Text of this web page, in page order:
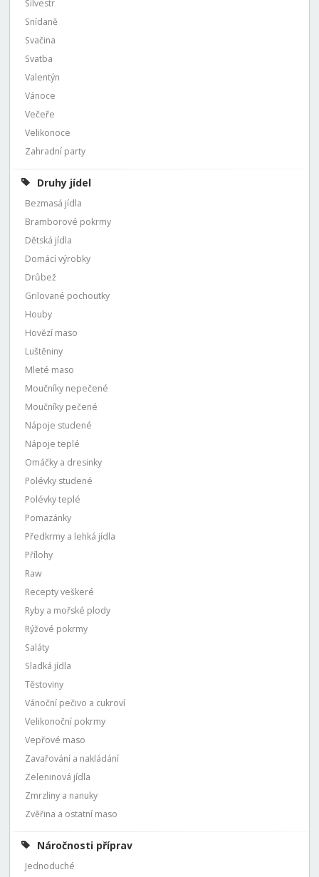
Silvestr
Snídaně
Svačina
Svatba
Valentýn
Vánoce
Večeře
Velikonoce
Zahradní party
Druhy jídel
Bezmasá jídla
Bramborové pokrmy
Dětská jídla
Domácí výrobky
Drůbež
Grilované pochoutky
Houby
Hovězí maso
Luštěniny
Mleté maso
Moučníky nepečené
Moučníky pečené
Nápoje studené
Nápoje teplé
Omáčky a dresinky
Polévky studené
Polévky teplé
Pomazánky
Předkrmy a lehká jídla
Přílohy
Raw
Recepty veškeré
Ryby a mořské plody
Rýžové pokrmy
Saláty
Sladká jídla
Těstoviny
Vánoční pečivo a cukroví
Velikonoční pokrmy
Vepřové maso
Zavařování a nakládání
Zeleninová jídla
Zmrzliny a nanuky
Zvěřina a ostatní maso
Náročnosti příprav
Jednoduché